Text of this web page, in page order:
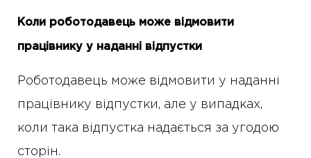
Коли роботодавець може відмовити
працівнику у наданні відпустки
Роботодавець може відмовити у наданні
працівнику відпустки, але у випадках,
коли така відпустка надається за угодою
сторін.